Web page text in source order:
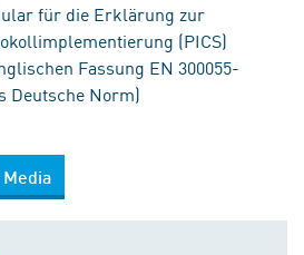
für die Erklärung zur
(PICS)
Fassung EN 300055-
Deutsche Norm)